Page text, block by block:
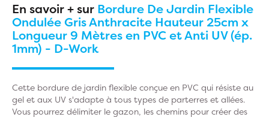
En savoir + sur Bordure De Jardin Flexible
Ondulée Gris Anthracite Hauteur 25cm x
Longueur 9 Mètres en PVC et Anti UV (ép.
1mm) - D-Work
Cette bordure de jardin flexible conçue en PVC qui résiste au
gel et aux UV s'adapte à tous types de parterres et allées.
Vous pourrez délimiter le gazon, les chemins pour créer des